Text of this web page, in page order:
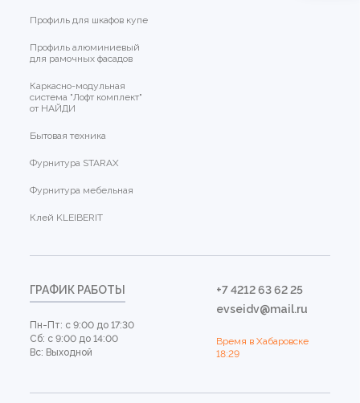
Профиль для шкафов купе
Профиль алюминиевый
для рамочных фасадов
Каркасно-модульная
система "Лофт комплект"
от НАЙДИ
Бытовая техника
Фурнитура STARAX
Фурнитура мебельная
Клей KLEIBERIT
ГРАФИК РАБОТЫ
Пн-Пт: с 9:00 до 17:30
Сб: с 9:00 до 14:00
Вс: Выходной
+7 4212 63 62 25
evseidv@mail.ru
Время в Хабаровске
18:29